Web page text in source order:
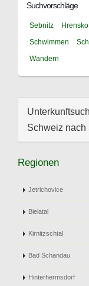
Suchvorschläge
Sebnitz Hrensko
Schwimmen
Wandern
Schweiz nach
Regionen
Jetrichovice
Bielatal
Kirnitzschtal
Bad Schandau
Hinterhermsdorf